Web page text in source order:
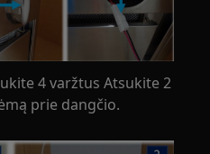
4 varžtus Atsukite 2
prie dangčio.